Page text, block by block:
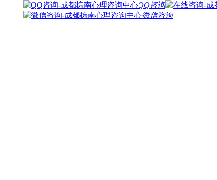
QQ咨询
微信咨询